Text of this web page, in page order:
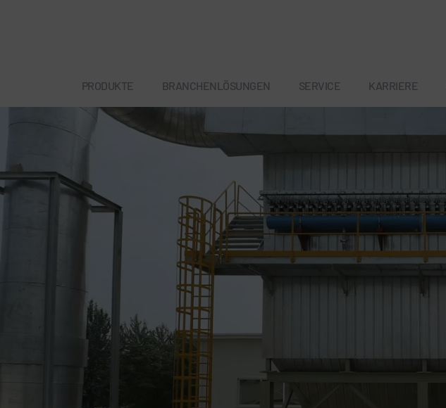
PRODUKTE BRANCHENLÖSUNGEN SERVICE KARRIERE